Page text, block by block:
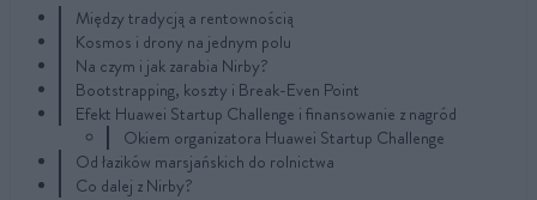
Między tradycją a rentownością
Kosmos i drony na jednym polu
Na czym i jak zarabia Nirby?
Bootstrapping, koszty i Break-Even Point
Efekt Huawei Startup Challenge i finansowanie z nagród
Okiem organizatora Huawei Startup Challenge
Od łazików marsjańskich do rolnictwa
Co dalej z Nirby?